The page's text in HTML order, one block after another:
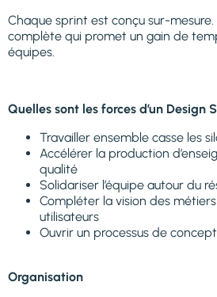
Chaque sprint est conçu sur-mesure.
complète qui promet un gain de
équipes.
Quelles sont les forces d’un Design
Travailler ensemble casse les
Accélérer la production
qualité
Solidariser l’équipe autour du
Compléter la vision des
utilisateurs
Ouvrir un processus de
Organisation